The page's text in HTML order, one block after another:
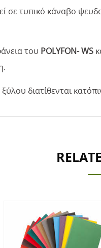
σε τυπικό κάναβο
του POLYFON- WS
διατίθενται